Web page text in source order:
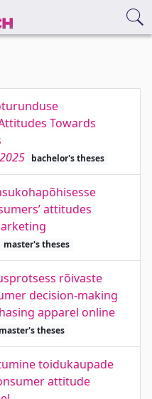
Towards
bachelor's theses
attitudes
master's theses
rõivaste
decision-making
apparel online
master's theses
toidukaupade
attitude